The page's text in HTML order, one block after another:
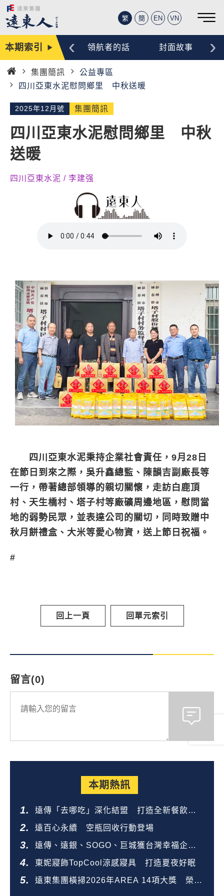
繁 簡 EN VN
本期索引編輯手記 領航者的話 封面故事
‹ ›
首
集團簡訊
公益專區
四川亞東水泥慰問鄉里 中秋送暖
2025年12月號 集團簡訊
四川亞東水泥慰問鄉里 中秋
送暖
四川亞東水泥 / 李建强
四川亞東水泥秉持企業社會責任，9月28日
在節日到來之際，吳升鑫總監、陳韻吉副廠長等
一行，帶著總部領導的親切關懷，走訪白鹿頂
村、天生橋村、塔子村等廠礦周邊地區，慰問當
地的弱勢民眾，並表達公司的關切，同時致贈中
秋月餅禮盒、大米等愛心物資，送上節日祝福。
#
回上一頁 回單元索引
留言(0)
本期熱訊
遠傳「去哪吃」深化結盟 打造全新餐飲生
態圈
遠百心永續 空瓶回收行動登場
遠傳、遠銀、SOGO、巨城獲台灣幸福企業
金獎
東妮寢飾TopCool涼感寢具 打造夏夜好眠
遠東集團橫掃2026年AREA 14項大獎 榮登